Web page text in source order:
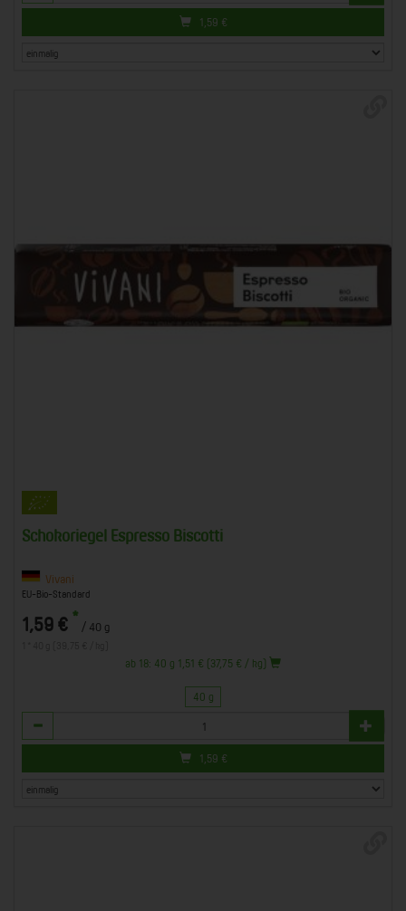
1,59 €
Schokoriegel Espresso Biscotti
Vivani
EU-Bio-Standard
1,59 € * / 40 g
ab 18: 40 g 1,51 € (37,75 € / kg)
40 g
Anzahl
1,59 €